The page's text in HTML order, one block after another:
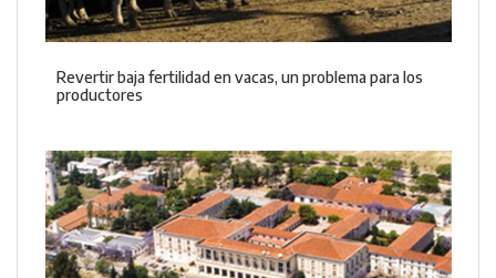
Revertir baja fertilidad en vacas, un problema para los
productores